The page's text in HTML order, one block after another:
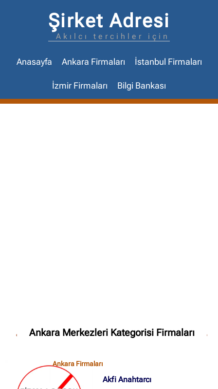
Şirket Adresi
Akılcı tercihler için
Anasayfa Ankara Firmaları İstanbul Firmaları
İzmir Firmaları Bilgi Bankası
Ankara Merkezleri Kategorisi Firmaları
Ankara Firmaları
Akfi Anahtarcı
İstanbul Firmaları(388)